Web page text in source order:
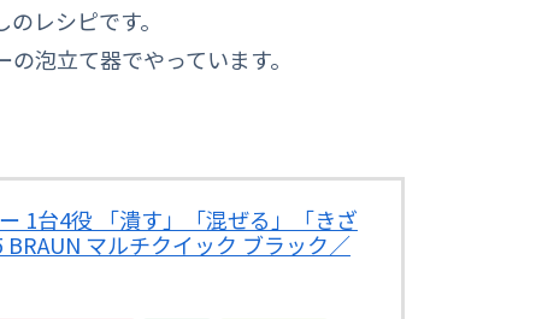
レシピです。
泡立て器でやっています。
1台4役 「潰す」「混ぜる」「きざ
マルチクイック ブラック／